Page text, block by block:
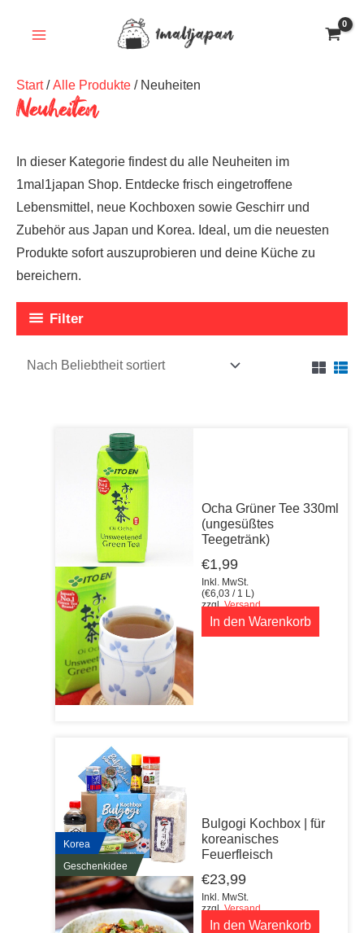
Start/Alle Produkte / Neuheiten
Neuheiten
In dieser Kategorie findest du alle Neuheiten im
1mal1japan Shop. Entdecke frisch eingetroffene
Lebensmittel, neue Kochboxen sowie Geschirr und
Zubehör aus Japan und Korea. Ideal, um die neuesten
Produkte sofort auszuprobieren und deine Küche zu
bereichern.
Filter
Ocha Grüner Tee 330ml
(ungesüßtes
Teegetränk)
€1,99
Inkl. MwSt.
(€6,03 / 1 L)
zzgl.Versand
In den Warenkorb
Korea
Geschenkidee
Bulgogi Kochbox | für
koreanisches
Feuerfleisch
€23,99
Inkl. MwSt.
zzgl.Versand
In den Warenkorb